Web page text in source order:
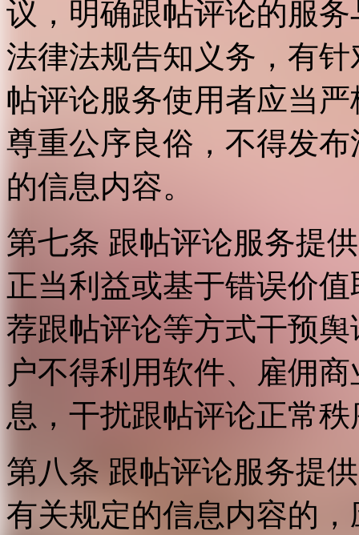
议，明确跟帖评论的服
法律法规告知义务，有
帖评论服务使用者应当
尊重公序良俗，不得发
的信息内容。
第七条 跟帖评论服务提
正当利益或基于错误价
荐跟帖评论等方式干预
户不得利用软件、雇佣
息，干扰跟帖评论正常
第八条 跟帖评论服务提
有关规定的信息内容的